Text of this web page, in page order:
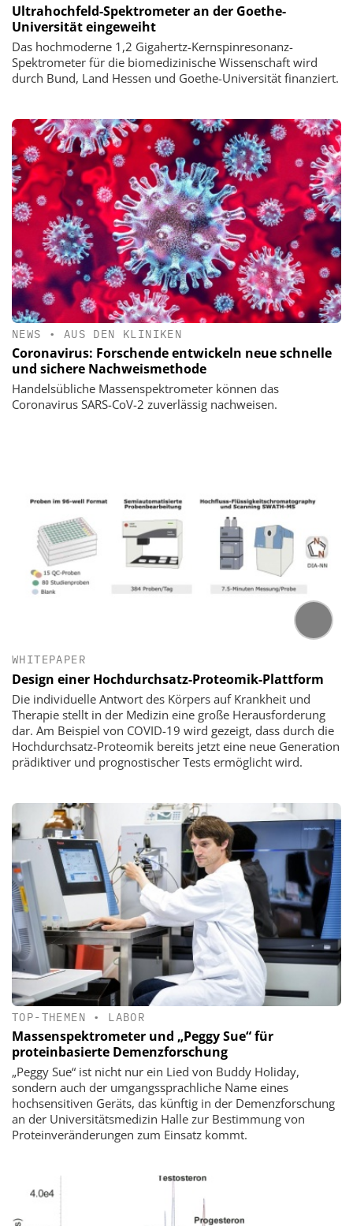
Ultrahochfeld-Spektrometer an der Goethe-
Universität eingeweiht
Das hochmoderne 1,2 Gigahertz-Kernspinresonanz-
Spektrometer für die biomedizinische Wissenschaft wird
durch Bund, Land Hessen und Goethe-Universität finanziert.
NEWS • AUS DEN KLINIKEN
Coronavirus: Forschende entwickeln neue schnelle
und sichere Nachweismethode
Handelsübliche Massenspektrometer können das
Coronavirus SARS-CoV-2 zuverlässig nachweisen.
WHITEPAPER
Design einer Hochdurchsatz-Proteomik-Plattform
Die individuelle Antwort des Körpers auf Krankheit und
Therapie stellt in der Medizin eine große Herausforderung
dar. Am Beispiel von COVID-19 wird gezeigt, dass durch die
Hochdurchsatz-Proteomik bereits jetzt eine neue Generation
prädiktiver und prognostischer Tests ermöglicht wird.
TOP-THEMEN • LABOR
Massenspektrometer und „Peggy Sue“ für
proteinbasierte Demenzforschung
„Peggy Sue“ ist nicht nur ein Lied von Buddy Holiday,
sondern auch der umgangssprachliche Name eines
hochsensitiven Geräts, das künftig in der Demenzforschung
an der Universitätsmedizin Halle zur Bestimmung von
Proteinveränderungen zum Einsatz kommt.